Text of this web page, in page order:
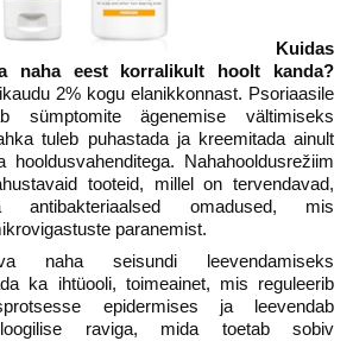
Kuidas
naha eest korralikult hoolt kanda?
2% kogu elanikkonnast. Psoriaasile
sümptomite ägenemise vältimiseks
tuleb puhastada ja kreemitada ainult
Nahahooldusrežiim
tooteid, millel on tervendavad,
antibakteriaalsed omadused, mis
paranemist.
naha seisundi leevendamiseks
ka ihtüooli, toimeainet, mis reguleerib
epidermises ja leevendab
raviga, mida toetab sobiv